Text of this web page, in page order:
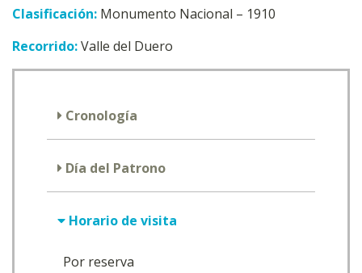
Clasificación: Monumento Nacional – 1910
Recorrido:Valle del Duero
Cronología
Día del Patrono
Horario de visita
Por reserva